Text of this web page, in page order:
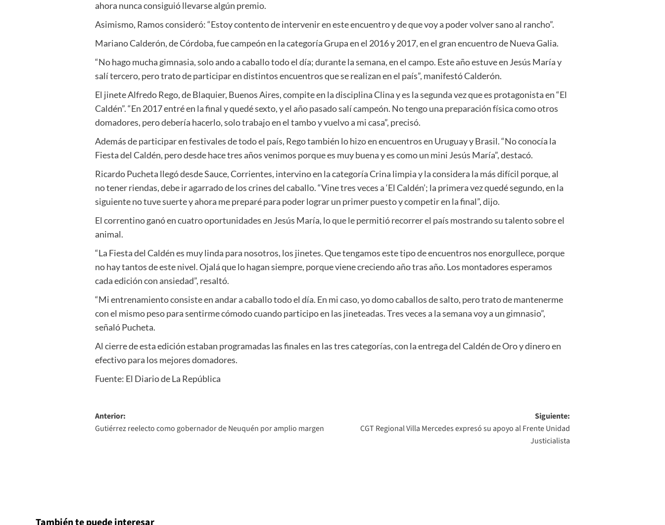
ahora nunca consiguió llevarse algún premio.
Asimismo, Ramos consideró: “Estoy contento de intervenir en este encuentro y de que voy a poder volver sano al rancho”.
Mariano Calderón, de Córdoba, fue campeón en la categoría Grupa en el 2016 y 2017, en el gran encuentro de Nueva Galia.
“No hago mucha gimnasia, solo ando a caballo todo el día; durante la semana, en el campo. Este año estuve en Jesús María y
salí tercero, pero trato de participar en distintos encuentros que se realizan en el país”, manifestó Calderón.
El jinete Alfredo Rego, de Blaquier, Buenos Aires, compite en la disciplina Clina y es la segunda vez que es protagonista en “El
Caldén”. “En 2017 entré en la final y quedé sexto, y el año pasado salí campeón. No tengo una preparación física como otros
domadores, pero debería hacerlo, solo trabajo en el tambo y vuelvo a mi casa”, precisó.
Además de participar en festivales de todo el país, Rego también lo hizo en encuentros en Uruguay y Brasil. “No conocía la
Fiesta del Caldén, pero desde hace tres años venimos porque es muy buena y es como un mini Jesús María”, destacó.
Ricardo Pucheta llegó desde Sauce, Corrientes, intervino en la categoría Crina limpia y la considera la más difícil porque, al
no tener riendas, debe ir agarrado de los crines del caballo. “Vine tres veces a ‘El Caldén’; la primera vez quedé segundo, en la
siguiente no tuve suerte y ahora me preparé para poder lograr un primer puesto y competir en la final”, dijo.
El correntino ganó en cuatro oportunidades en Jesús María, lo que le permitió recorrer el país mostrando su talento sobre el
animal.
“La Fiesta del Caldén es muy linda para nosotros, los jinetes. Que tengamos este tipo de encuentros nos enorgullece, porque
no hay tantos de este nivel. Ojalá que lo hagan siempre, porque viene creciendo año tras año. Los montadores esperamos
cada edición con ansiedad”, resaltó.
“Mi entrenamiento consiste en andar a caballo todo el día. En mi caso, yo domo caballos de salto, pero trato de mantenerme
con el mismo peso para sentirme cómodo cuando participo en las jineteadas. Tres veces a la semana voy a un gimnasio”,
señaló Pucheta.
Al cierre de esta edición estaban programadas las finales en las tres categorías, con la entrega del Caldén de Oro y dinero en
efectivo para los mejores domadores.
Fuente: El Diario de La República
Navegación
de
Anterior:
Gutiérrez reelecto como gobernador de Neuquén por amplio margen
Siguiente:
CGT Regional Villa Mercedes expresó su apoyo al Frente Unidad
Justicialista